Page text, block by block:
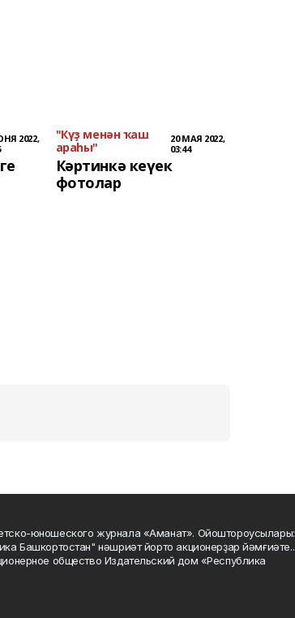
2022,
"Күҙ менән ҡаш
араһы"
20 МАЯ 2022,
03:44
Кәртинкә кеүек
фотолар
юношеского журнала «Аманат». Ойоштороусылары:
Башкортостан" нәшриәт йорто акционерҙар йәмғиәте..
общество Издательский дом «Республика